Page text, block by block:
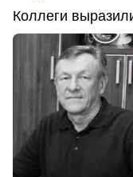
Коллеги